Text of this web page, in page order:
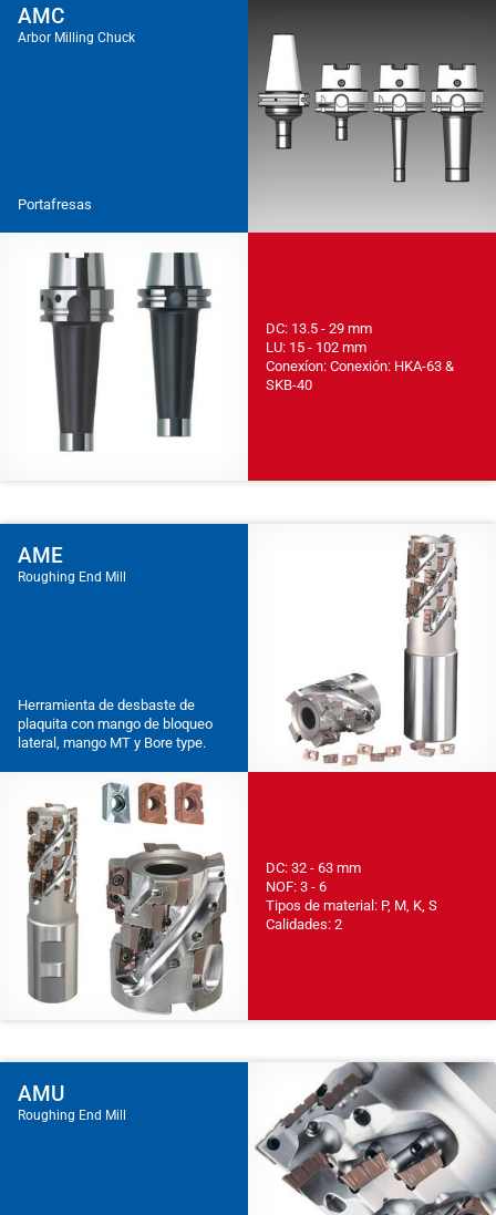
AMC
Arbor Milling Chuck
Portafresas
DC: 13.5 - 29 mm
LU: 15 - 102 mm
Conexíon: Conexión: HKA-63 &
SKB-40
AME
Roughing End Mill
Herramienta de desbaste de
plaquita con mango de bloqueo
lateral, mango MT y Bore type.
DC: 32 - 63 mm
NOF: 3 - 6
Tipos de material: P, M, K, S
Calidades: 2
AMU
Roughing End Mill